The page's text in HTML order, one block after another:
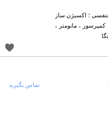
؛ اکسیژن ساز
، مانومتر ،
تماس بگیرید